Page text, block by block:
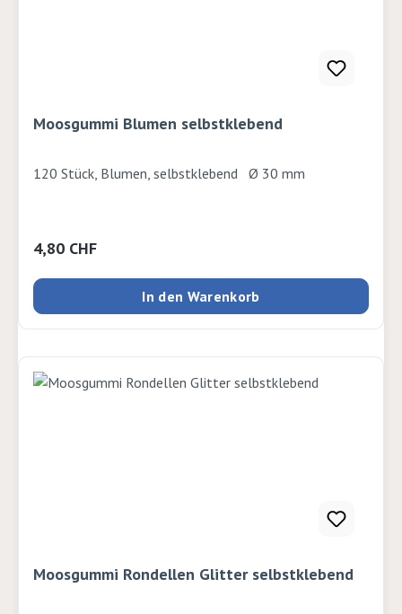
Moosgummi Blumen selbstklebend
120 Stück, Blumen, selbstklebend Ø 30 mm
Regulärer Preis:
4,80 CHF
In den Warenkorb
Moosgummi Rondellen Glitter selbstklebend